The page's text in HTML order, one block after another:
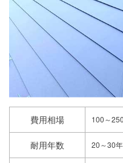
費用相場 100～
耐用年数 20～30年